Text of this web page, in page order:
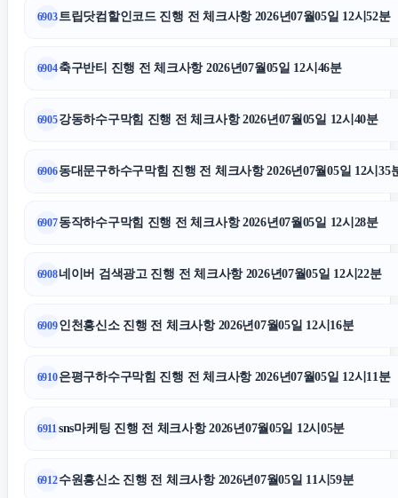
부산휴대폰성지
남양주이혼전문변호사
청주이혼전문변호사
인스타그램 좋아요 늘리기
흥신소
고양이보호소
6903트립닷컴할인코드 진행 전 체크사항 2026년07월05일 12시52분
6904축구반티 진행 전 체크사항 2026년07월05일 12시46분
6905강동하수구막힘 진행 전 체크사항 2026년07월05일 12시40분
6906동대문구하수구막힘 진행 전 체크사항 2026년07월05일 12시35
6907동작하수구막힘 진행 전 체크사항 2026년07월05일 12시28분
6908네이버 검색광고 진행 전 체크사항 2026년07월05일 12시22분
6909인천흥신소 진행 전 체크사항 2026년07월05일 12시16분
6910은평구하수구막힘 진행 전 체크사항 2026년07월05일 12시11분
6911 sns마케팅 진행 전 체크사항 2026년07월05일 12시05분
6912수원흥신소 진행 전 체크사항 2026년07월05일 11시59분